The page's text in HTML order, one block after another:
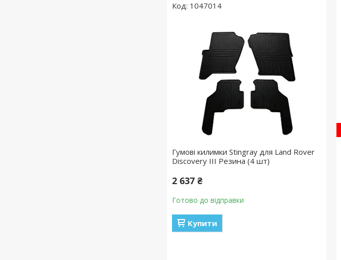
1047014
Гумові килимки Stingray для Land Rover
Discovery III Резина (4 шт)
2 637 ₴
Готово до відправки
Купити